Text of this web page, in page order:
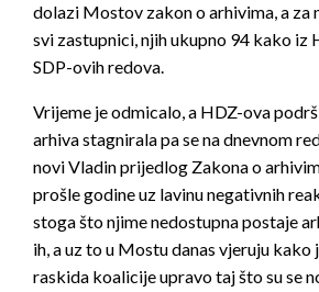
dolazi Mostov zakon o arhivima, a za
svi zastupnici, njih ukupno 94 kako iz
SDP-ovih redova.
Vrijeme je odmicalo, a HDZ-ova
arhiva stagnirala pa se na dnevnom
novi Vladin prijedlog Zakona o
prošle godine uz lavinu negativnih
stoga što njime nedostupna postaje
ih, a uz to u Mostu danas vjeruju kako
raskida koalicije upravo taj što su se